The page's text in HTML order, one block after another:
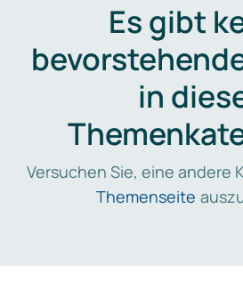
Es gibt
in
Versuchen Sie, eine andere
Themenseite